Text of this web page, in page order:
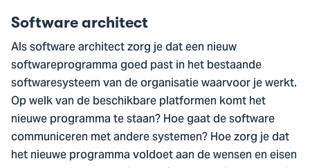
Software architect
Als software architect zorg je dat een nieuw
softwareprogramma goed past in het bestaande
softwaresysteem van de organisatie waarvoor je werkt.
Op welk van de beschikbare platformen komt het
nieuwe programma te staan? Hoe gaat de software
communiceren met andere systemen? Hoe zorg je dat
het nieuwe programma voldoet aan de wensen en eisen